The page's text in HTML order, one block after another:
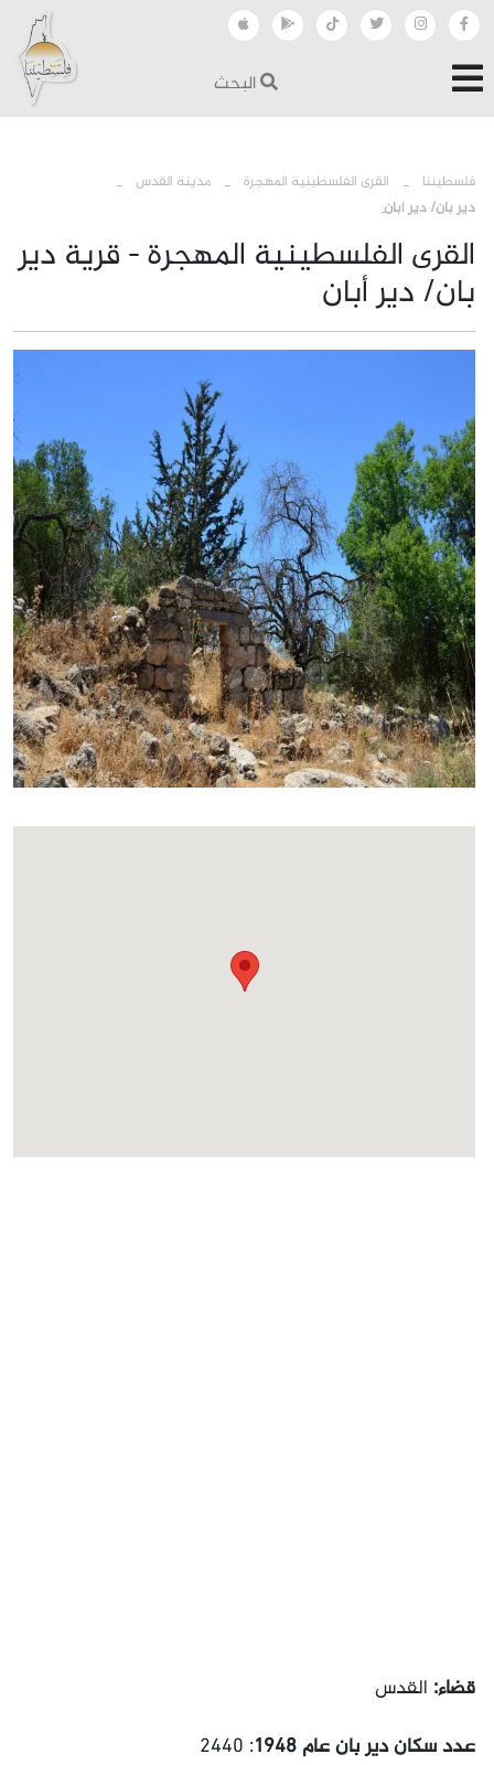
البحث
فلسطيننا القرى الفلسطينية المهجرة مدينة القدس
دير بان/ دير أبان
القرى الفلسطينية المهجرة - قرية دير
بان/ دير أبان
قضاء: القدس
عدد سكان دير بان عام 1948
: 2440